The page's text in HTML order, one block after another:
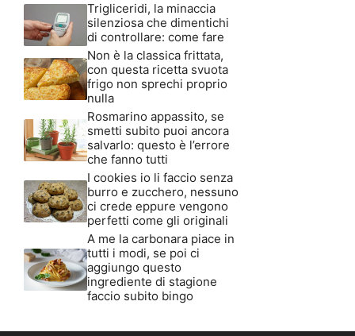
Trigliceridi, la minaccia
silenziosa che dimentichi
di controllare: come fare
Non è la classica frittata,
con questa ricetta svuota
frigo non sprechi proprio
nulla
Rosmarino appassito, se
smetti subito puoi ancora
salvarlo: questo è l’errore
che fanno tutti
I cookies io li faccio senza
burro e zucchero, nessuno
ci crede eppure vengono
perfetti come gli originali
A me la carbonara piace in
tutti i modi, se poi ci
aggiungo questo
ingrediente di stagione
faccio subito bingo